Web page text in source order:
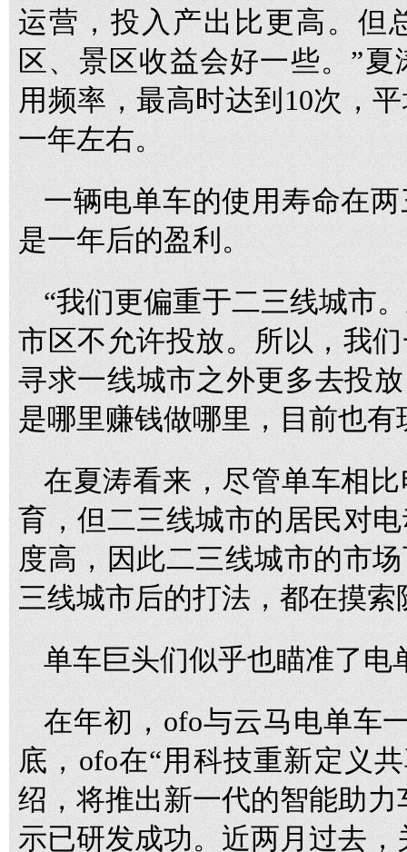
运营，投入产出比更高。但
区、景区收益会好一些。”
用频率，最高时达到10次，
一年左右。
一辆电单车的使用寿命在
是一年后的盈利。
“我们更偏重于二三线城市
市区不允许投放。所以，我
寻求一线城市之外更多去投
是哪里赚钱做哪里，目前也有
在夏涛看来，尽管单车相
育，但二三线城市的居民对
度高，因此二三线城市的市
三线城市后的打法，都在摸索
单车巨头们似乎也瞄准了电
在年初，ofo与云马电单车
底，ofo在“用科技重新定义
绍，将推出新一代的智能助
示已研发成功。近两月过去